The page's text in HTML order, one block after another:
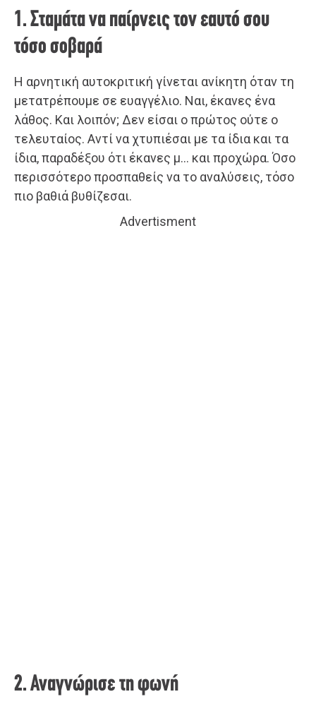
1. Σταμάτα να παίρνεις τον εαυτό σου
τόσο σοβαρά
Η αρνητική αυτοκριτική γίνεται ανίκητη όταν τη
μετατρέπουμε σε ευαγγέλιο. Ναι, έκανες ένα
λάθος. Και λοιπόν; Δεν είσαι ο πρώτος ούτε ο
τελευταίος. Αντί να χτυπιέσαι με τα ίδια και τα
ίδια, παραδέξου ότι έκανες μ… και προχώρα. Όσο
περισσότερο προσπαθείς να το αναλύσεις, τόσο
πιο βαθιά βυθίζεσαι.
Advertisment
2. Αναγνώρισε τη φωνή